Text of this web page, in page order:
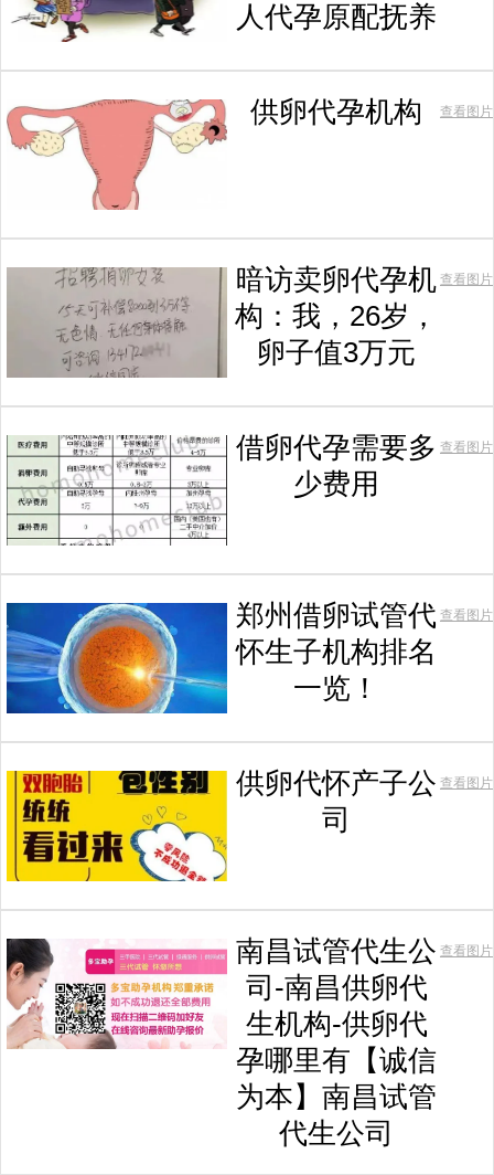
人代孕原配抚养
供卵代孕机构 查看图片
暗访卖卵代孕机
构：我，26岁，
卵子值3万元
查看图片
借卵代孕需要多
少费用
查看图片
郑州借卵试管代
怀生子机构排名
一览！
查看图片
供卵代怀产子公
司
查看图片
南昌试管代生公
司-南昌供卵代
生机构-供卵代
孕哪里有【诚信
为本】南昌试管
代生公司
查看图片